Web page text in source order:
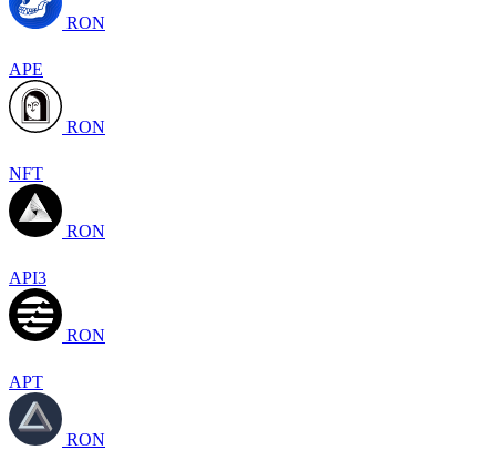
RON
APE
RON
NFT
RON
API3
RON
APT
RON